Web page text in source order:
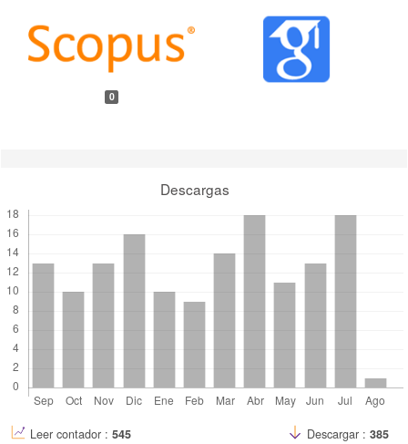
Detalles
del
artículo
0
Descargas
Leer contador : 545 Descargar : 385